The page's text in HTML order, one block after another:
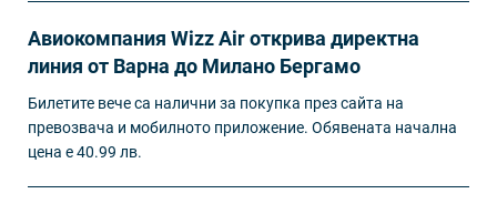
Авиокомпания Wizz Air открива директна
линия от Варна до Милано Бергамо
Билетите вече са налични за покупка през сайта на
превозвача и мобилното приложение. Обявената начална
цена е 40.99 лв.